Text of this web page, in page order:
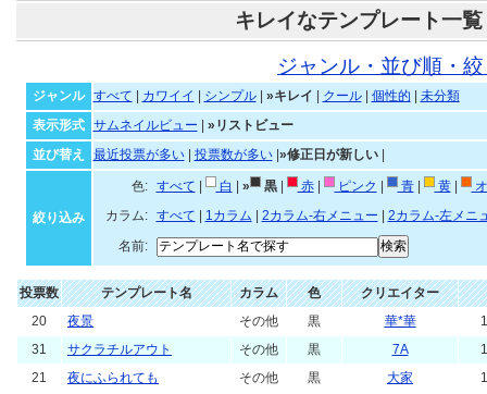
キレイなテンプレート一覧
ジャンル・並び順・
ジャンル すべて カワイイ シンプル| »キレイ クール| 個性的
未分類
表示形式
サムネイルビュー
»リストビュー
並び替え
最近投票が多い| 投票数が多い| »修正日が新しい|
絞り込み
色: すべて 白 » 黒| 赤| ピンク 青| 黄|
カラム:
すべて 1カラム 2カラム-右メニュー
2カラム-左メニ
名前:
投票数 テンプレート名 カラム 色
クリエイター
20
夜景 その他 黒 華*華
31
サクラチルアウト その他 黒 7A
21
夜にふられても その他 黒 大家